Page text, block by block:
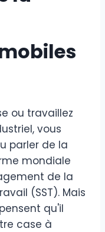
ou travaillez
vous
parler de la
mondiale
de la
(SST). Mais
qu'il
case à